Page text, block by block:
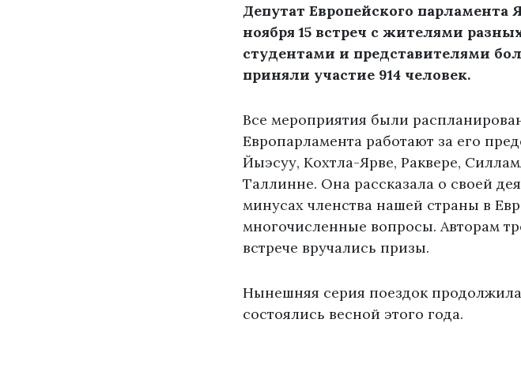
Депутат Европейского парламента
ноября 15 встреч с жителями
студентами и представителями
приняли участие 914 человек.
Все мероприятия были
Европарламента работают за его
Йыэсуу, Кохтла-Ярве, Раквере,
Таллинне. Она рассказала о своей
минусах членства нашей страны в
многочисленные вопросы. Авторам
встрече вручались призы.
Нынешняя серия поездок
состоялись весной этого года.